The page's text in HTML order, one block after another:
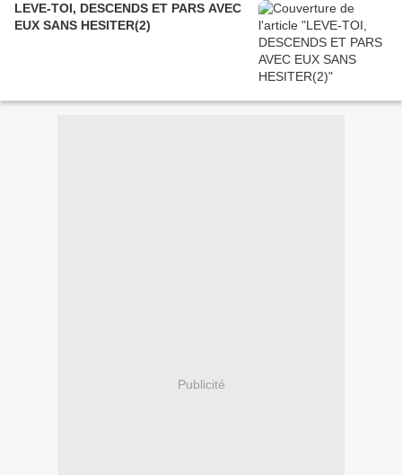
LEVE-TOI, DESCENDS ET PARS AVEC
EUX SANS HESITER(2)
Publicité